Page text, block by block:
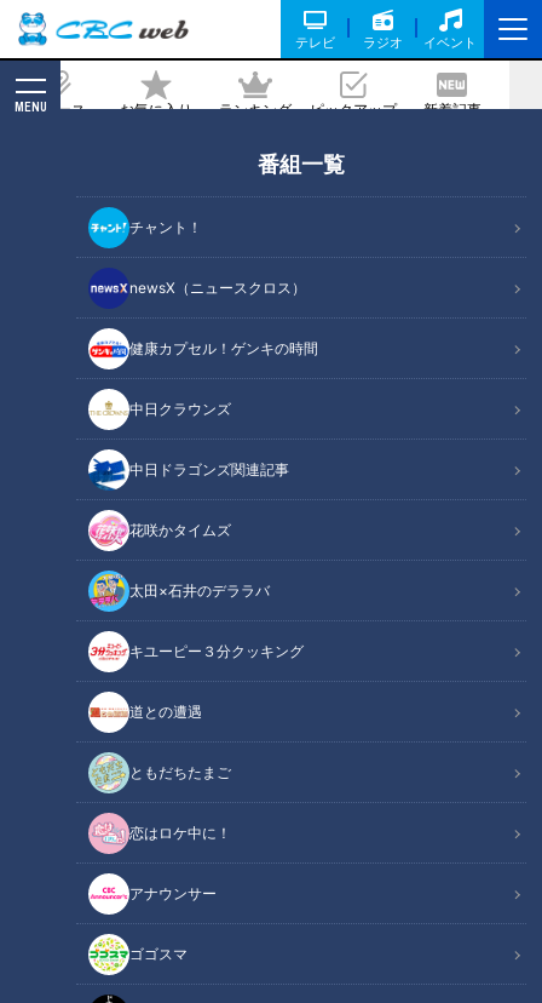
テレビ ラジオ イベント
ニュース お気に入り ランキング ピックアップ 新着記事
MENU
番組一覧
チャント！
newsX（ニュースクロス）
健康カプセル！ゲンキの時間
中日クラウンズ
中日ドラゴンズ関連記事
花咲かタイムズ
太田×石井のデララバ
キユーピー３分クッキング
道との遭遇
ともだちたまご
恋はロケ中に！
アナウンサー
ゴゴスマ
るグルメ『うわだま』をいただきます！
【愛されフード】
2025/04/25 19:00
チャント！
食べなきゃ損する！愛されフード
地元の愛されフードを調査！今回の食べなきゃ損する愛されフ
ードは愛知・名古屋市中川区にある不朽園の「うわだま」をい
ただきます！
この記事の画像を見る
この記事を見たあなたへのおすすめ